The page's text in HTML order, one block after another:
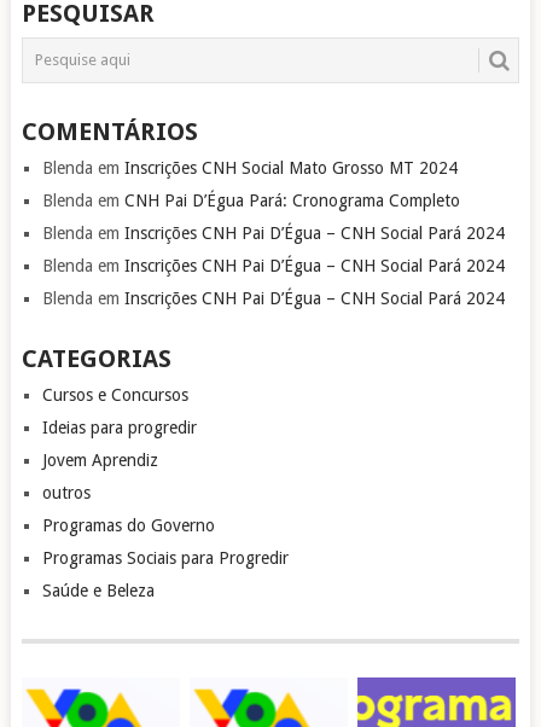
PESQUISAR
COMENTÁRIOS
Blenda em Inscrições CNH Social Mato Grosso MT 2024
Blenda em CNH Pai D’Égua Pará: Cronograma Completo
Blenda em Inscrições CNH Pai D’Égua – CNH Social Pará 2024
Blenda em Inscrições CNH Pai D’Égua – CNH Social Pará 2024
Blenda em Inscrições CNH Pai D’Égua – CNH Social Pará 2024
CATEGORIAS
Cursos e Concursos
Ideias para progredir
Jovem Aprendiz
outros
Programas do Governo
Programas Sociais para Progredir
Saúde e Beleza